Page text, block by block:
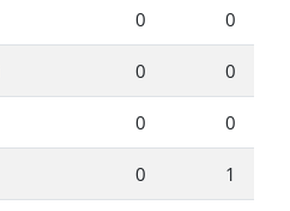
0 0
0 0
0 0
0 1